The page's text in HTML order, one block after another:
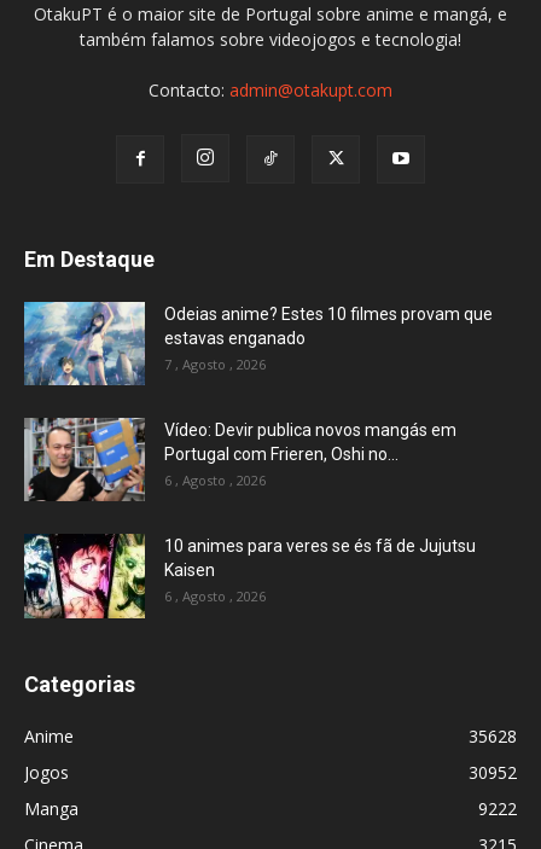
OtakuPT é o maior site de Portugal sobre anime e mangá, e
também falamos sobre videojogos e tecnologia!
Contacto: admin@otakupt.com
Em Destaque
Odeias anime? Estes 10 filmes provam que
estavas enganado
7 , Agosto , 2026
Vídeo: Devir publica novos mangás em
Portugal com Frieren, Oshi no...
6 , Agosto , 2026
10 animes para veres se és fã de Jujutsu
Kaisen
6 , Agosto , 2026
Categorias
Anime
35628
Jogos
30952
Manga
9222